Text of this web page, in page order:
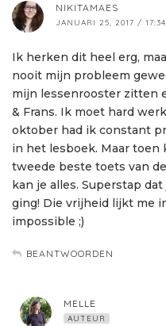
NIKITAMAES
JANUARI 25, 2017 / 17:34
Ik herken dit heel erg,
nooit mijn probleem
mijn lessenrooster zitten
& Frans. Ik moet hard
oktober had ik constant
in het lesboek. Maar toen
tweede beste toets van
kan je alles. Superstap
ging! Die vrijheid lijkt me
impossible ;)
BEANTWOORDEN
MELLE
AUTEUR